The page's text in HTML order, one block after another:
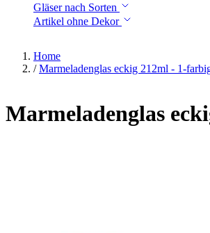
Gläser nach Sorten
Artikel ohne Dekor
Home
/ Marmeladenglas eckig 212ml - 1-
Marmeladenglas